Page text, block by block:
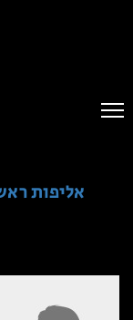
אליפות